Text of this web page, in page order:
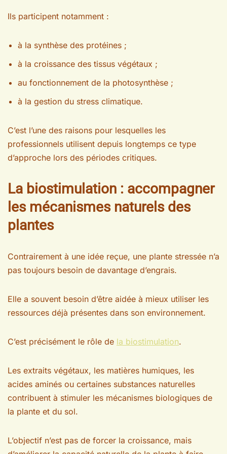
Ils participent notamment :
à la synthèse des protéines ;
à la croissance des tissus végétaux ;
au fonctionnement de la photosynthèse ;
à la gestion du stress climatique.
C’est l’une des raisons pour lesquelles les
professionnels utilisent depuis longtemps ce type
d’approche lors des périodes critiques.
La biostimulation : accompagner
les mécanismes naturels des
plantes
Contrairement à une idée reçue, une plante stressée n’a
pas toujours besoin de davantage d’engrais.
Elle a souvent besoin d’être aidée à mieux utiliser les
ressources déjà présentes dans son environnement.
C’est précisément le rôle de la biostimulation.
Les extraits végétaux, les matières humiques, les
acides aminés ou certaines substances naturelles
contribuent à stimuler les mécanismes biologiques de
la plante et du sol.
L’objectif n’est pas de forcer la croissance, mais